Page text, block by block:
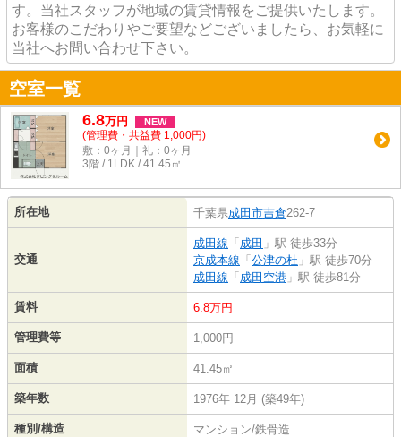
す。当社スタッフが地域の賃貸情報をご提供いたします。
お客様のこだわりやご要望などございましたら、お気軽に
当社へお問い合わせ下さい。
空室一覧
6.8万円 NEW
(管理費・共益費 1,000円)
敷：0ヶ月｜礼：0ヶ月
3階 / 1LDK / 41.45㎡
所在地 千葉県成田市吉倉262-7
交通
成田線 「成田 」駅 徒歩33分
京成本線 「公津の杜 」駅 徒歩70分
成田線 「成田空港 」駅 徒歩81分
賃料 6.8万円
管理費等 1,000円
面積 41.45㎡
築年数 1976年 12月 (築49年)
種別/構造 マンション/鉄骨造